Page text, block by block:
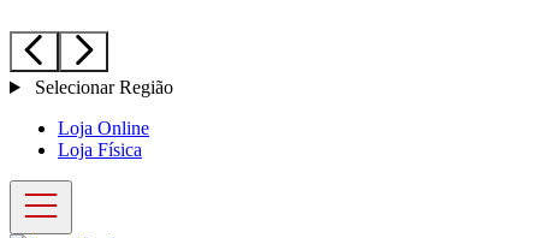
Selecionar Região
Loja Online
Loja Física